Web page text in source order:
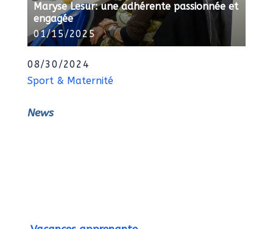
Maryse Lesur: une adhérente passionnée et
engagée
01/15/2025
08/30/2024
Sport & Maternité
News
Vacances apprenante